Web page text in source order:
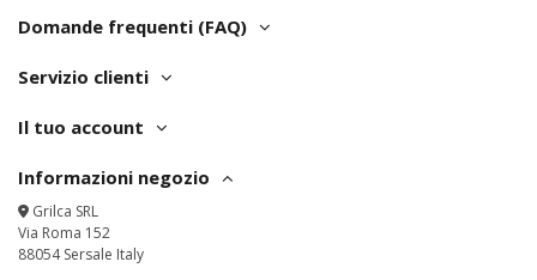
Domande frequenti (FAQ)
Servizio clienti
Il tuo account
Informazioni negozio
Grilca SRL
Via Roma 152
88054 Sersale Italy